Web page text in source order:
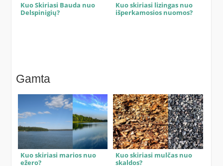
Kuo Skiriasi Bauda nuo
Delspinigių?
Kuo skiriasi lizingas nuo
išperkamosios nuomos?
Gamta
Kuo skiriasi marios nuo
ežero?
Kuo skiriasi mulčas nuo
skaldos?